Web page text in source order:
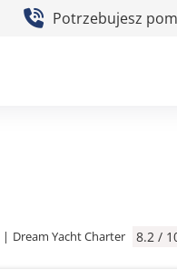
Potrzebujesz
| Dream Yacht Charter 8.2 /